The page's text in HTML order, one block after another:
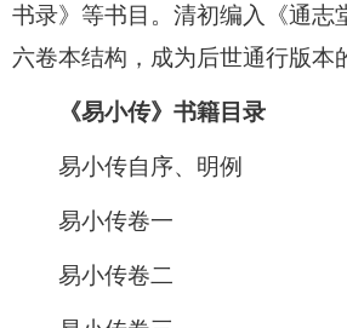
书录》等书目。清初编入《通志
六卷本结构，成为后世通行版本
《易小传》书籍目录
易小传自序、明例
易小传卷一
易小传卷二